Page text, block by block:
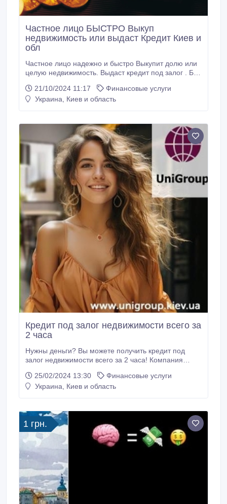
Частное лицо БЫСТРО Выкуп
недвижимость или выдаст Кредит Киев и
обл
Частное лицо надежно и быстро Выкупит долю или
целую недвижимость. Выдаст кредит под залог . Без
оформление. Досрочное погашение.
Индивидуальное рассмотрение. 0633224727.
21/10/2024 11:17
Финансовые услуги
Украина, Киев и область
Кредит под залог недвижимости всего за
2 часа
Нужны деньги? Вы можете получить кредит под
залог недвижимости всего за 2 часа! Компания
предлагает выгодную кредитную программу с
фиксированной процентной ставкой 1, 5% в месяц
15 000 000 грн.
25/02/2024 13:30
Финансовые услуги
Украина, Киев и область
1 грн.